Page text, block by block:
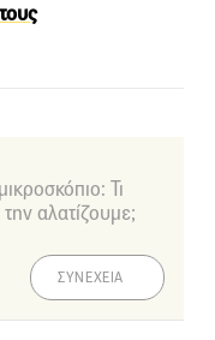
Τι
αλατίζουμε;
ΣΥΝΕΧΕΙΑ